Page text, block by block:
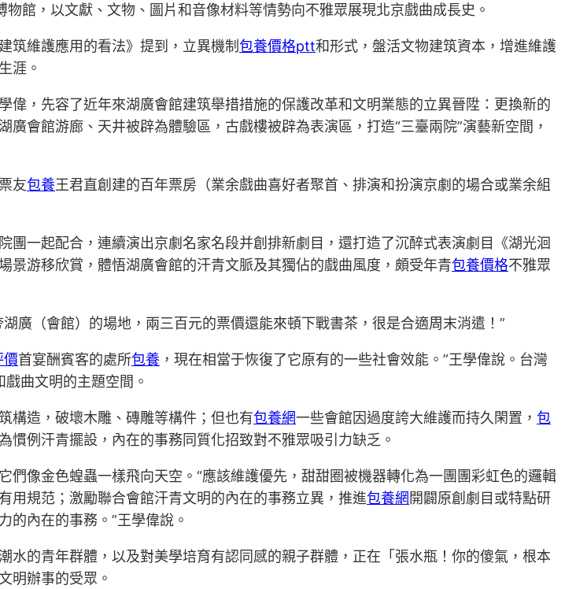
物館，以文獻、文物、圖片和音像材料等情勢向不雅眾展現北京戲曲成長史。
筑維護應用的看法》提到，立異機制包養價格ptt和形式，盤活文物建筑資本，增進維護
涯。
，先容了近年來湖廣會館建筑舉措措施的保護改革和文明業態的立異晉陞：更換新的
會館游廊、天井被辟為體驗區，古戲樓被辟為表演區，打造“三臺兩院”演藝新空間，
友包養王君直創建的百年票房（業余戲曲喜好者聚首、排演和扮演京劇的場合或業余組
一起配合，連續演出京劇名家名段并創排新劇目，還打造了沉醉式表演劇目《湖光洄
游移欣賞，體悟湖廣會館的汗青文脈及其獨佔的戲曲風度，頗受年青包養價格不雅眾
廣（會館）的場地，兩三百元的票價還能來頓下戰書茶，很是合適周末消遣！”
價首宴酬賓客的處所包養 ，現在相當于恢復了它原有的一些社會效能。”王學偉說。台灣
曲文明的主題空間。
構造，破壞木雕、磚雕等構件；但也有包養網一些會館因過度誇大維護而持久閑置， 包
例汗青擺設，內在的事務同質化招致對不雅眾吸引力缺乏。
像金色蝗蟲一樣飛向天空。“應該維護優先，甜甜圈被機器轉化為一團團彩虹色的邏輯
用規范；激勵聯合會館汗青文明的內在的事務立異，推進包養網 開闢原創劇目或特點研
的內在的事務。”王學偉說。
的青年群體，以及對美學培育有認同感的親子群體，正在「張水瓶！你的傻氣，根本
明辦事的受眾。